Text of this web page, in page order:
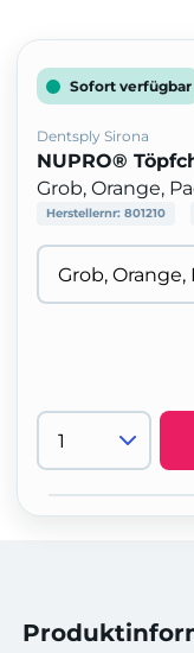
Sofort verfügbar
Dentsply Sirona
NUPRO®
Grob, Orange,
Herstellernr: 801210